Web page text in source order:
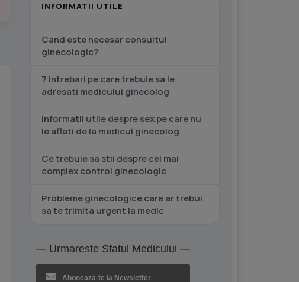
INFORMATII UTILE
Cand este necesar consultul
ginecologic?
7 intrebari pe care trebuie sa le
adresati medicului ginecolog
Informatii utile despre sex pe care nu
le aflati de la medicul ginecolog
Ce trebuie sa stii despre cel mai
complex control ginecologic
Probleme ginecologice care ar trebui
sa te trimita urgent la medic
Urmareste Sfatul Medicului
Aboneaza-te la Newsletter